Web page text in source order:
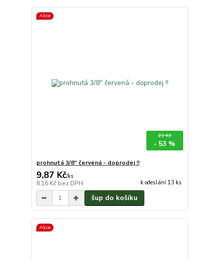
Akce
21 Kč
- 53 %
prohnutá 3/8'' červená - doprodej !!
9,87 Kč/ks
8,16 Kč bez DPH k odeslání 13 ks
šup do košíku
Akce